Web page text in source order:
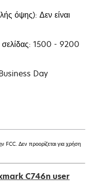
όψης): Δεν είναι
σελίδας: 1500 - 9200
Day
FCC. Δεν προορίζεται για χρήση
C746n user